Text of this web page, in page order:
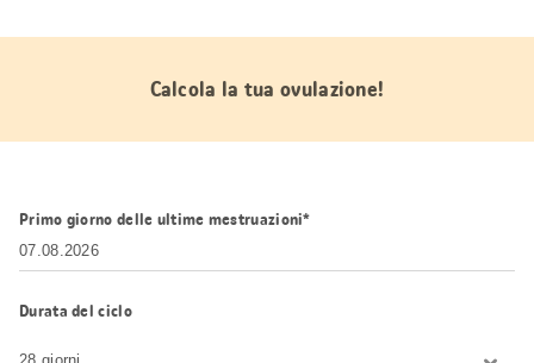
Calcola la tua ovulazione!
Primo giorno delle ultime mestruazioni*
Durata del ciclo